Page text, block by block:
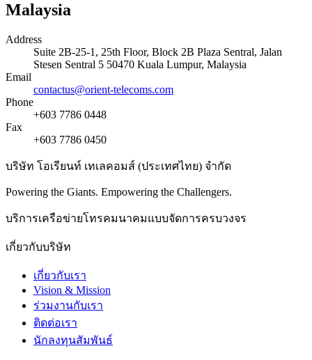
Malaysia
Address
Suite 2B-25-1, 25th Floor, Block 2B Plaza Sentral, Jalan
Stesen Sentral 5 50470 Kuala Lumpur, Malaysia
Email
contactus@orient-telecoms.com
Phone
+603 7786 0448
Fax
+603 7786 0450
บริษัท โอเรียนท์ เทเลคอมส์ (ประเทศไทย) จำกัด
Powering the Giants. Empowering the Challengers.
บริการเครือข่ายโทรคมนาคมแบบจัดการครบวงจร
เกี่ยวกับบริษัท
เกี่ยวกับเรา
Vision & Mission
ร่วมงานกับเรา
ติดต่อเรา
นักลงทุนสัมพันธ์